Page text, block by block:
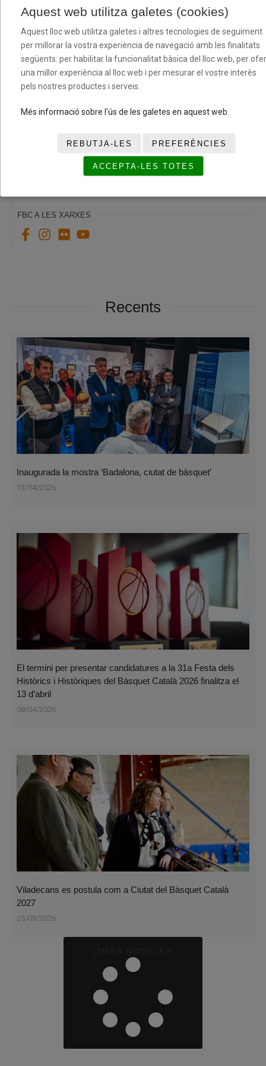
Passades que connecten persones al Centre
Penitenciari Mas d’Enric
FBC A LES XARXES
Recents
Inaugurada la mostra ‘Badalona, ciutat de bàsquet’
13/04/2026
El termini per presentar candidatures a la 31a Festa dels
Històrics i Històriques del Bàsquet Català 2026 finalitza el
13 d’abril
08/04/2026
Viladecans es postula com a Ciutat del Bàsquet Català
2027
25/03/2026
Aquest web utilitza galetes (cookies)
Aquest lloc web utilitza galetes i altres tecnologies de seguiment
per millorar la vostra experiència de navegació amb les finalitats
següents: per habilitar la funcionalitat bàsica del lloc web, per
una millor experiència al lloc web i per mesurar el vostre interès
pels nostres productes i serveis.
Més informació sobre l'ús de les galetes en aquest web.
REBUTJA-LES PREFERÈNCIES
ACCEPTA-LES TOTES